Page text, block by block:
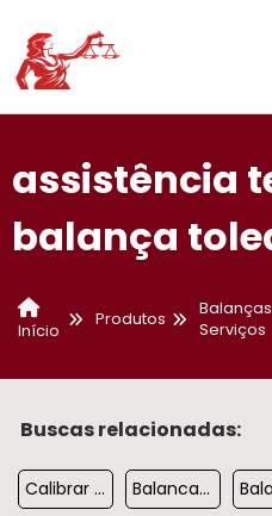
assistência
balança
Início
Produtos
Serviços
Buscas relacionadas:
Calibrar Balanca Digital Balanca De Piso 2000kg